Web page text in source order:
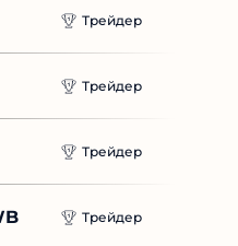
Трейдер
Трейдер
Трейдер
Трейдер